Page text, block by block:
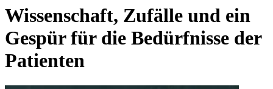
Wissenschaft, Zufälle und ein
Gespür für die Bedürfnisse der
Patienten